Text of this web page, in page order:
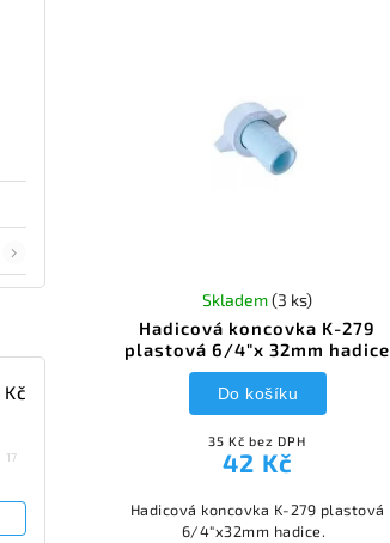
Kč
17
Hadicová koncovka K-279
plastová 6/4"x 32mm hadice
Skladem(3 ks)
35 Kč bez DPH
42 Kč
Do košíku
Hadicová koncovka K-279 plastová
6/4"x32mm hadice.